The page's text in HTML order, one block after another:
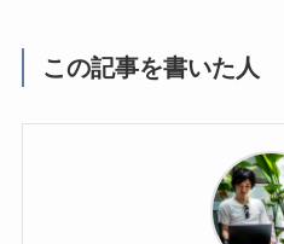
この記事を書いた人